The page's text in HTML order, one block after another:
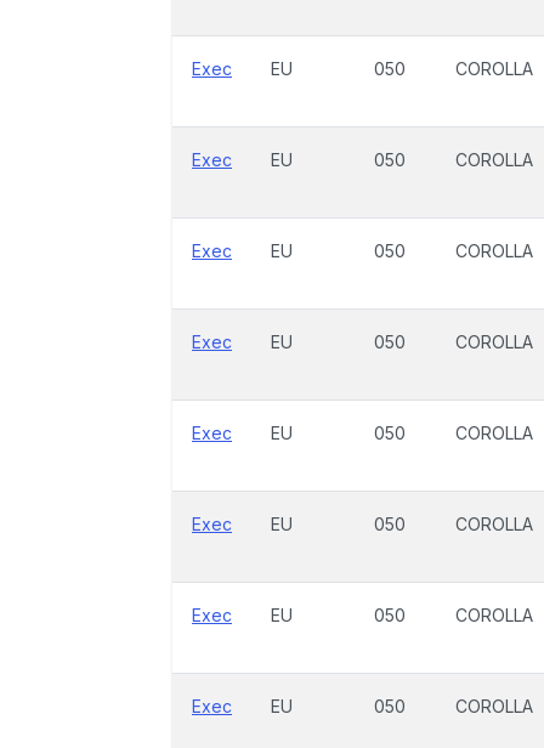
Exec EU 050 COROLLA
Exec EU 050 COROLLA
Exec EU 050 COROLLA
Exec EU 050 COROLLA
Exec EU 050 COROLLA
Exec EU 050 COROLLA
Exec EU 050 COROLLA
Exec EU 050 COROLLA